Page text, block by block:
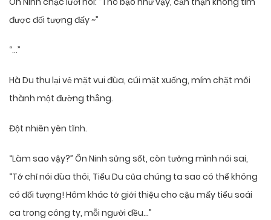
được đối tượng đấy ~”
“…”
Hà Du thu lại vẻ mặt vui đùa, cúi mặt xuống, mím chặt môi
thành một đường thẳng.
Đột nhiên yên tĩnh.
“Làm sao vậy?” Ôn Ninh sửng sốt, còn tưởng mình nói sai,
“Tớ chỉ nói đùa thôi, Tiểu Du của chúng ta sao có thể không
có đối tượng! Hôm khác tớ giới thiệu cho cậu mấy tiểu soái
ca trong công ty, mỗi người đều…”